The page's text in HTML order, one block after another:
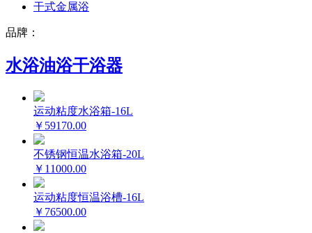
干式金属浴
品牌：
水浴油浴干浴器
运动粘度水浴箱-16L
￥59170.00
不锈钢恒温水浴箱-20L
￥11000.00
运动粘度恒温浴槽-16L
￥76500.00